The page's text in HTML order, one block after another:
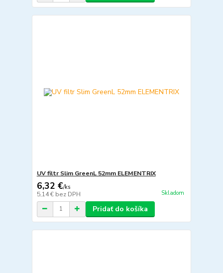
UV filtr Slim GreenL 52mm ELEMENTRIX
6,32 €/ks
5,14 € bez DPH Skladom
Pridať do košíka